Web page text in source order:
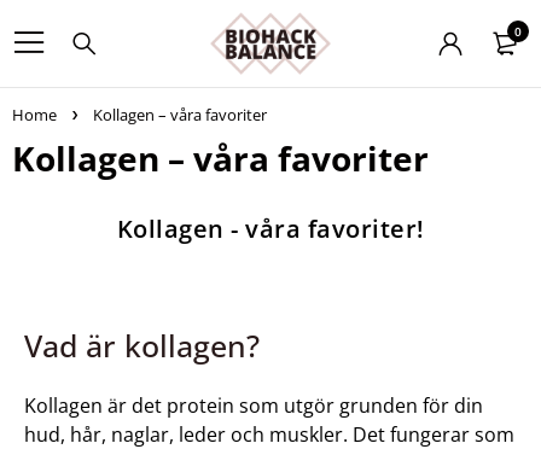
0
Home Kollagen – våra favoriter
Kollagen – våra favoriter
Kollagen - våra favoriter!
Vad är kollagen?
Kollagen är det protein som utgör grunden för din
hud, hår, naglar, leder och muskler. Det fungerar som